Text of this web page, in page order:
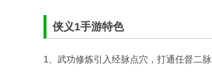
侠义1手游特色
1、武功修炼引入经脉点穴，打通任督二